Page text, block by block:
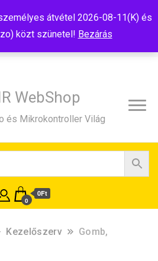
átvétel 2026-08-11(K) és
közt szünetel! Bezárás
WebShop
és Mikrokontroller Világ
0
0Ft
Kezelőszerv
Gomb,